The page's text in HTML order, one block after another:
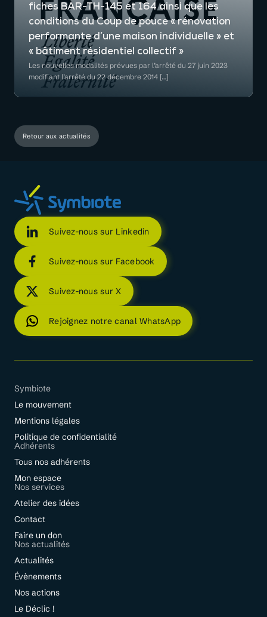
fiches BAR-TH-145 et 164 ainsi que les
conditions du Coup de pouce « rénovation
performante d’une maison individuelle » et
« bâtiment résidentiel collectif »
Les nouvelles modalités prévues par l’arrêté du 27 juin 2023
modifiant l’arrêté du 22 décembre 2014 […]
Retour aux actualités
Suivez-nous sur Linkedin
Suivez-nous sur Facebook
Suivez-nous sur X
Rejoignez notre canal WhatsApp
Symbiote
Le mouvement
Mentions légales
Politique de confidentialité
Adhérents
Tous nos adhérents
Mon espace
Nos services
Atelier des idées
Contact
Faire un don
Nos actualités
Actualités
Évènements
Nos actions
Le Déclic !